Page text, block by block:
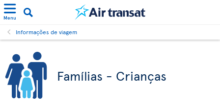
Menu
Informações de viagem
Famílias - Crianças